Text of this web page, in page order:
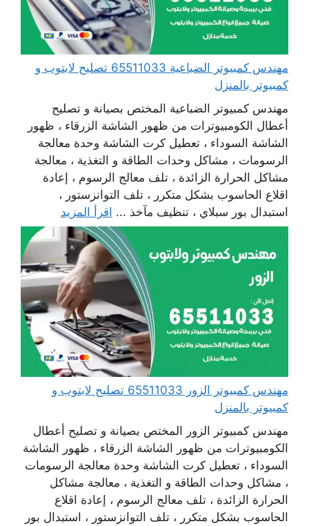
مهندس كمبيوتر الضباعية 65511033 تصليح لابتوب و
كمبيوتر بالمنزل
مهندس كمبيوتر الضباعية المختص بصيانة و تصليح
أعطال الكومبيوترات من ظهور الشاشة الزرقاء ، ظهور
الشاشة السوداء ، تعطيل كرت الشاشة وحدة معالجة
الرسومات ، مشاكل وحدات الطاقة و التغذية ، معالجة
مشاكل الحرارة الزائدة ، تلف معالج الرسوم ، إعادة
اقلاع الحاسوب بشكل متكرر ، تلف التوانزستور ،
استبدال بور سبلاي ، تنظيف مآخذ ... اقرأ المزيد
مهندس كمبيوتر الزور 65511033 تصليح لابتوب و
كمبيوتر بالمنزل
مهندس كمبيوتر الزور المختص بصيانة و تصليح أعطال
الكومبيوترات من ظهور الشاشة الزرقاء ، ظهور الشاشة
السوداء ، تعطيل كرت الشاشة وحدة معالجة الرسومات
، مشاكل وحدات الطاقة و التغذية ، معالجة مشاكل
الحرارة الزائدة ، تلف معالج الرسوم ، إعادة اقلاع
الحاسوب بشكل متكرر ، تلف التوانزستور ، استبدال بور